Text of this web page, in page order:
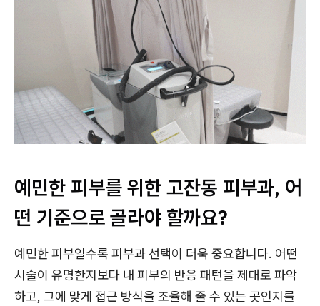
예민한 피부를 위한 고잔동 피부과, 어
떤 기준으로 골라야 할까요?
예민한 피부일수록 피부과 선택이 더욱 중요합니다. 어떤
시술이 유명한지보다 내 피부의 반응 패턴을 제대로 파악
하고, 그에 맞게 접근 방식을 조율해 줄 수 있는 곳인지를